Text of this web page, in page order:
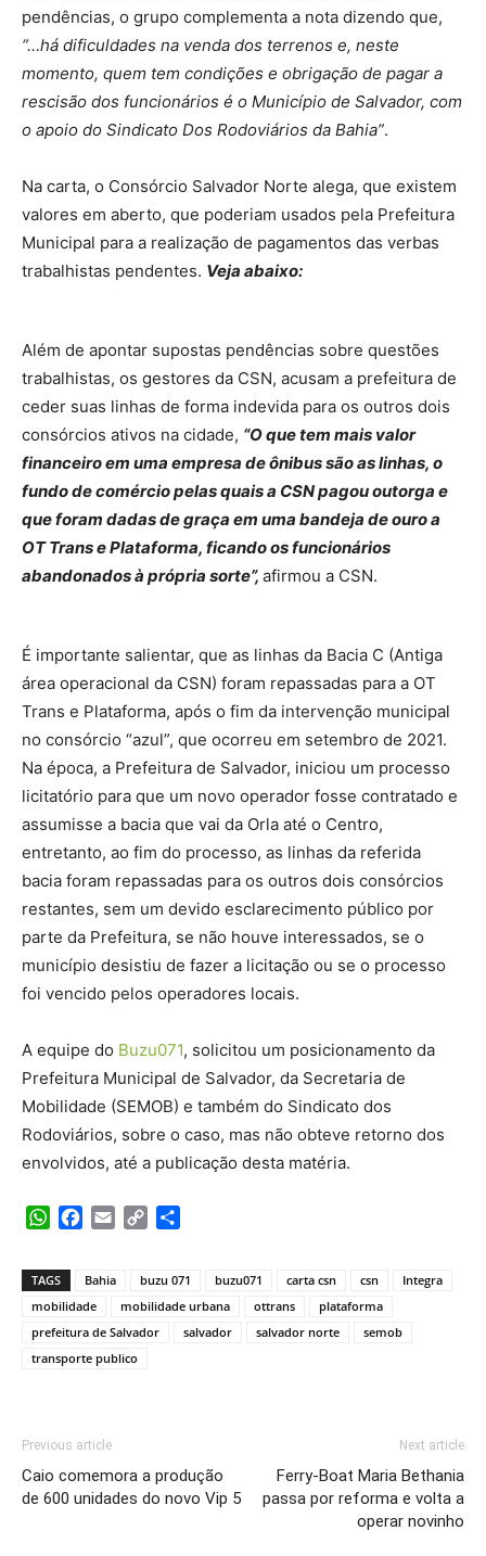
pendências, o grupo complementa a nota dizendo que,
“…há dificuldades na venda dos terrenos e, neste
momento, quem tem condições e obrigação de pagar a
rescisão dos funcionários é o Município de Salvador, com
o apoio do Sindicato Dos Rodoviários da Bahia”.
Na carta, o Consórcio Salvador Norte alega, que existem
valores em aberto, que poderiam usados pela Prefeitura
Municipal para a realização de pagamentos das verbas
trabalhistas pendentes. Veja abaixo:
Além de apontar supostas pendências sobre questões
trabalhistas, os gestores da CSN, acusam a prefeitura de
ceder suas linhas de forma indevida para os outros dois
consórcios ativos na cidade, “O que tem mais valor
financeiro em uma empresa de ônibus são as linhas, o
fundo de comércio pelas quais a CSN pagou outorga e
que foram dadas de graça em uma bandeja de ouro a
OT Trans e Plataforma, ficando os funcionários
abandonados à própria sorte”, afirmou a CSN.
É importante salientar, que as linhas da Bacia C (Antiga
área operacional da CSN) foram repassadas para a OT
Trans e Plataforma, após o fim da intervenção municipal
no consórcio “azul”, que ocorreu em setembro de 2021.
Na época, a Prefeitura de Salvador, iniciou um processo
licitatório para que um novo operador fosse contratado e
assumisse a bacia que vai da Orla até o Centro,
entretanto, ao fim do processo, as linhas da referida
bacia foram repassadas para os outros dois consórcios
restantes, sem um devido esclarecimento público por
parte da Prefeitura, se não houve interessados, se o
município desistiu de fazer a licitação ou se o processo
foi vencido pelos operadores locais.
A equipe do Buzu071, solicitou um posicionamento da
Prefeitura Municipal de Salvador, da Secretaria de
Mobilidade (SEMOB) e também do Sindicato dos
Rodoviários, sobre o caso, mas não obteve retorno dos
envolvidos, até a publicação desta matéria.
WhatsApp
Facebook
Email Copy
TAGS Bahia buzu 071 buzu071 carta csn csn
Integra
mobilidade
mobilidade urbana ottrans
plataforma
prefeitura de Salvador
salvador salvador norte
semob
transporte publico
Previous article
Caio comemora a produção
de 600 unidades do novo Vip 5
Next article
Ferry-Boat Maria Bethania
passa por reforma e volta a
operar novinho